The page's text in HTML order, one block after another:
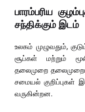
பாரம்பரிய
சந்திக்கும் இடம்
உலகம் முழுவதும்,
சூப்கள் மற்றும்
தலைமுறை
சமையல் குறிப்புகள்
வருகின்றன.